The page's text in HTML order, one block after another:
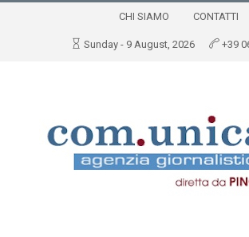
CHI SIAMO CONTATTI
Sunday - 9 August, 2026 +39